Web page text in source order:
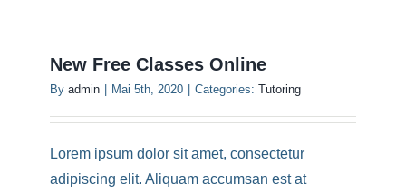
New Free Classes Online
By admin Mai 5th, 2020 Categories: Tutoring
Lorem ipsum dolor sit amet, consectetur
adipiscing elit. Aliquam accumsan est at